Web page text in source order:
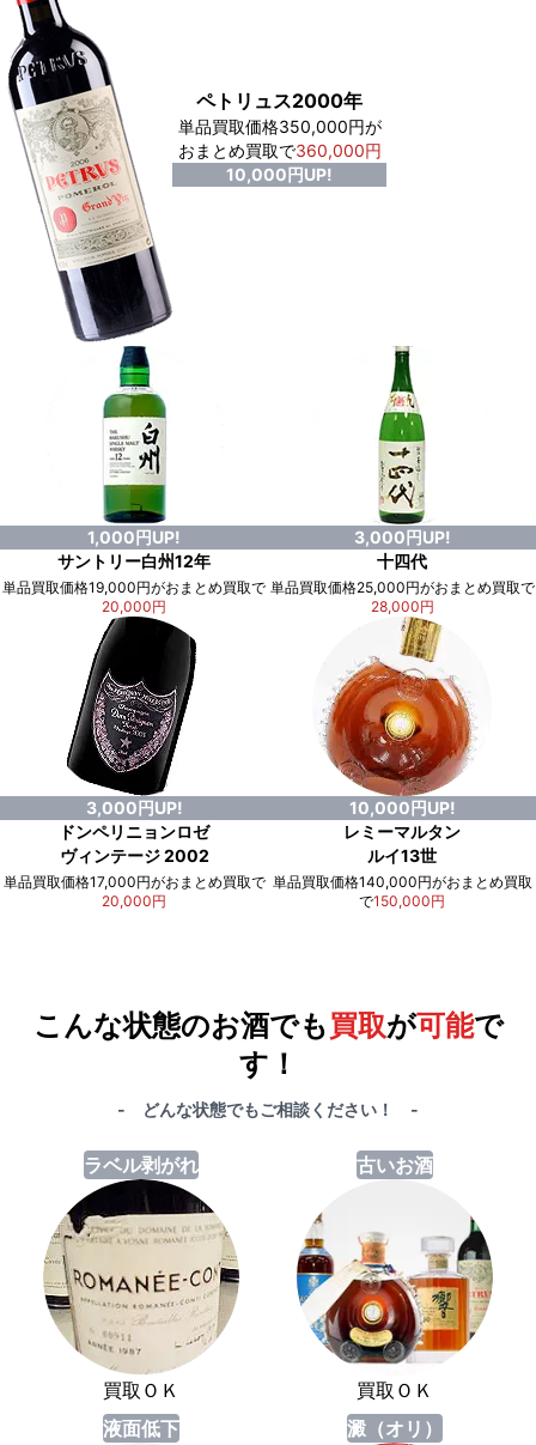
ペトリュス2000年
単品買取価格350,000円が
おまとめ買取で360,000円
10,000円UP!
1,000円UP!
サントリー白州12年
単品買取価格19,000円がおまとめ買取で
20,000円
3,000円UP!
十四代
単品買取価格25,000円がおまとめ買取で
28,000円
3,000円UP!
ドンペリニョンロゼ
ヴィンテージ 2002
単品買取価格17,000円がおまとめ買取で
20,000円
10,000円UP!
レミーマルタン
ルイ13世
単品買取価格140,000円がおまとめ買取
で150,000円
こんな状態のお酒でも買取が可能で
す！
- どんな状態でもご相談ください！ -
ラベル剥がれ
買取ＯＫ
古いお酒
買取ＯＫ
液面低下
澱（オリ）